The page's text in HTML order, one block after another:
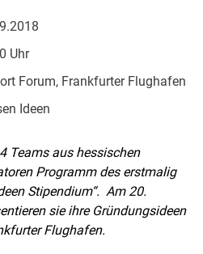
Uhr
Forum, Frankfurter Flughafen
Ideen
Teams aus hessischen
Programm des erstmalig
Stipendium“. Am 20.
sie ihre Gründungsideen
Flughafen.